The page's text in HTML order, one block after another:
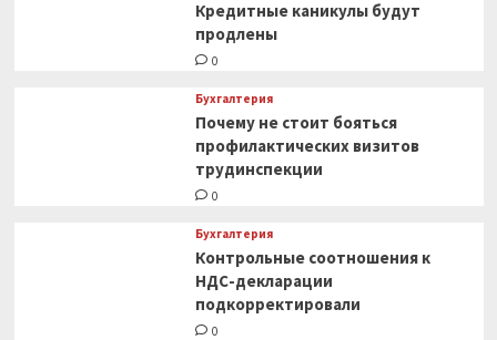
Кредитные каникулы будут
продлены
0
Бухгалтерия
Почему не стоит бояться
профилактических визитов
трудинспекции
0
Бухгалтерия
Контрольные соотношения к
НДС-декларации
подкорректировали
0